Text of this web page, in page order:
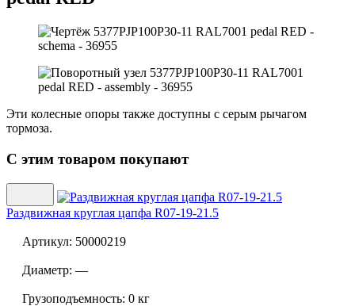
Эти колесные опоры также доступны с серым рычагом
тормоза.
С этим товаром покупают
Раздвижная круглая цапфа R07-19-21.5
Артикул: 50000219
Диаметр: —
Грузоподъемность: 0 кг